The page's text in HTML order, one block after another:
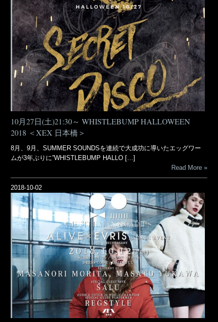
10月27日(土)21:30～ WHISTLEBUMP HALLOWEEN
2018 ＜XEX 日本橋＞
8月、9月、SUMMER SOUNDSを連続で大成功に導いたエッグワー
ムが3年ぶりに”WHISTLEBUMP HALLO […]
Read More
2018-10-02